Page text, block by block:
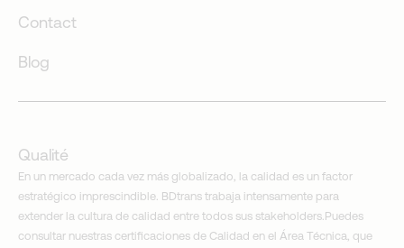
Contact
Blog
Qualité
En un mercado cada vez más globalizado, la calidad es un factor
estratégico imprescindible. BDtrans trabaja intensamente para
extender la cultura de calidad entre todos sus stakeholders.Puedes
consultar nuestras certificaciones de Calidad en el Área Técnica, que